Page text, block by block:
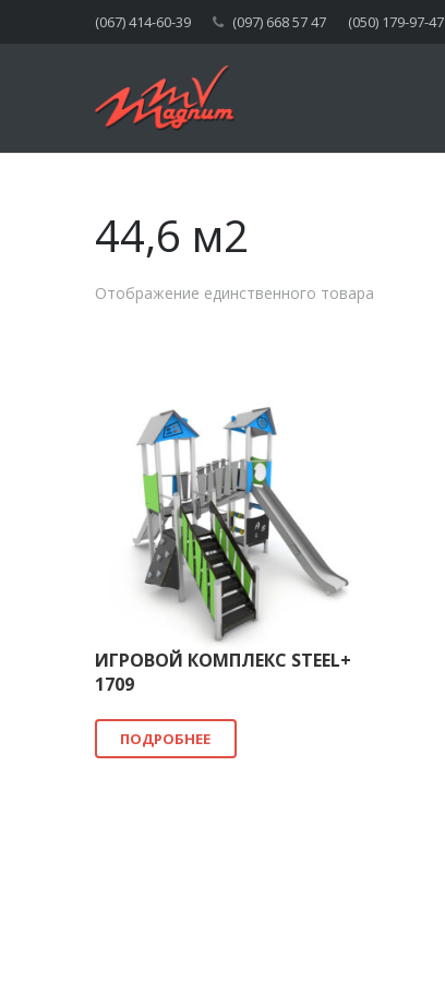
(067) 414-60-39 (097) 668 57 47 (050) 179-97-47
44,6 м2
Отображение единственного товара
ИГРОВОЙ КОМПЛЕКС STEEL+
1709
ПОДРОБНЕЕ